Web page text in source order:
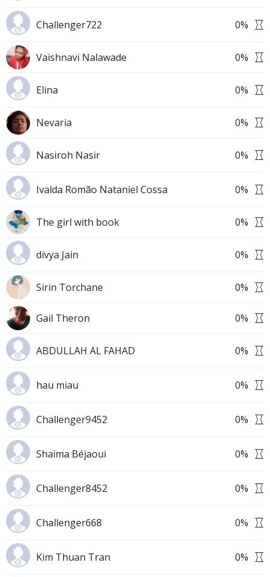
Challenger722 0%
Vaishnavi Nalawade 0%
Elina 0%
Nevaria 0%
Nasiroh Nasir 0%
Ivalda Romão Nataniel Cossa 0%
The girl with book 0%
divya Jain 0%
Sirin Torchane 0%
Gail Theron 0%
ABDULLAH AL FAHAD 0%
hau miau 0%
Challenger9452 0%
Shaima Béjaoui 0%
Challenger8452 0%
Challenger668 0%
Kim Thuan Tran 0%